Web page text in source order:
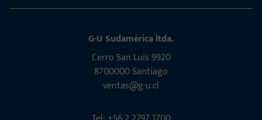
G-U Sudamérica ltda.
Cerro San Luis 9920
8700000 Santiago
ventas@g-u.cl